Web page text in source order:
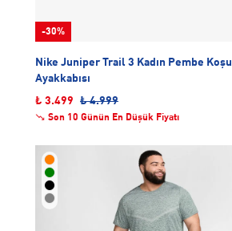
-30%
Nike Juniper Trail 3 Kadın Pembe Koşu
Ayakkabısı
₺ 3.499
₺ 4.999
Son 10 Günün En Düşük Fiyatı